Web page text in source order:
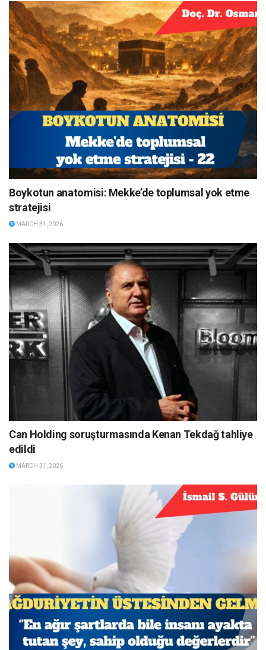
Boykotun anatomisi: Mekke’de toplumsal yok etme
stratejisi
MARCH 31, 2026
Can Holding soruşturmasında Kenan Tekdağ tahliye
edildi
MARCH 31, 2026